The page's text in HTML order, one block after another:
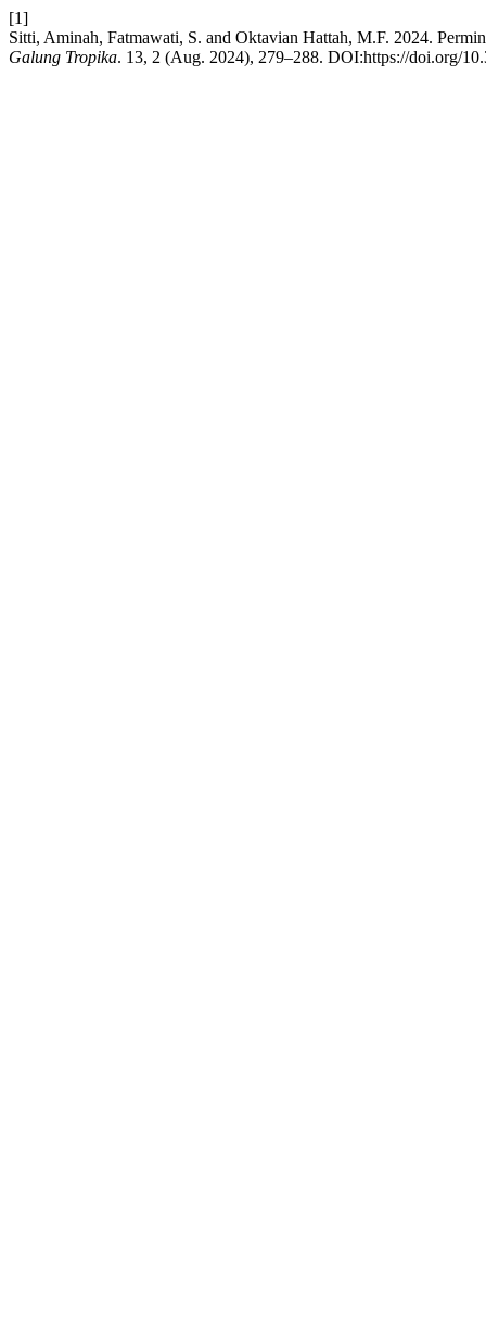
[1]
Sitti, Aminah, Fatmawati, S. and Oktavian Hattah, M.F. 2024.
Galung Tropika. 13, 2 (Aug. 2024), 279–288. DOI:https://doi.org/